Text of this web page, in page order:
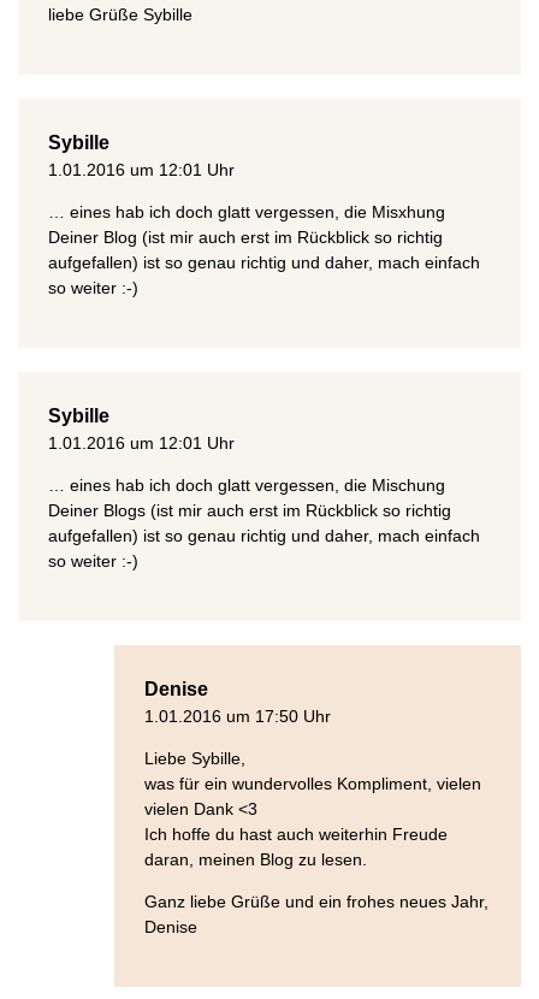
liebe Grüße Sybille
Sybille
1.01.2016 um 12:01 Uhr
… eines hab ich doch glatt vergessen, die Misxhung
Deiner Blog (ist mir auch erst im Rückblick so richtig
aufgefallen) ist so genau richtig und daher, mach einfach
so weiter :-)
Sybille
1.01.2016 um 12:01 Uhr
… eines hab ich doch glatt vergessen, die Mischung
Deiner Blogs (ist mir auch erst im Rückblick so richtig
aufgefallen) ist so genau richtig und daher, mach einfach
so weiter :-)
Denise
1.01.2016 um 17:50 Uhr
Liebe Sybille,
was für ein wundervolles Kompliment, vielen
vielen Dank <3
Ich hoffe du hast auch weiterhin Freude
daran, meinen Blog zu lesen.
Ganz liebe Grüße und ein frohes neues Jahr,
Denise